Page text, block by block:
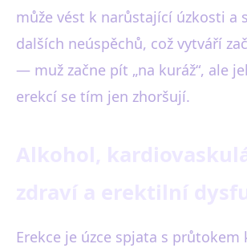
může vést k narůstající úzkosti a
dalších neúspěchů, což vytváří
— muž začne pít „na kuráž“, ale
erekcí se tím jen zhoršují.
Erekce je úzce spjata s průtokem